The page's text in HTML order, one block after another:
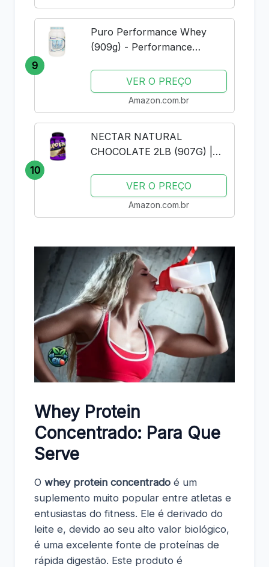
9
Puro Performance Whey
(909g) - Performance
VER O PREÇO
Amazon.com.br
10
NECTAR NATURAL
CHOCOLATE 2LB (907G) |
ISOLADOVER O PREÇO
Amazon.com.br
Whey Protein
Concentrado: Para Que
Serve
O whey protein concentrado é um
suplemento muito popular entre atletas e
entusiastas do fitness. Ele é derivado do
leite e, devido ao seu alto valor biológico,
é uma excelente fonte de proteínas de
rápida digestão. Este produto é